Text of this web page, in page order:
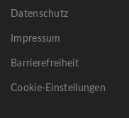
Datenschutz
Impressum
Barrierefreiheit
Cookie-Einstellungen